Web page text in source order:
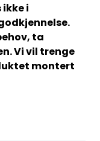
ikke i
ta
Vi vil trenge
montert